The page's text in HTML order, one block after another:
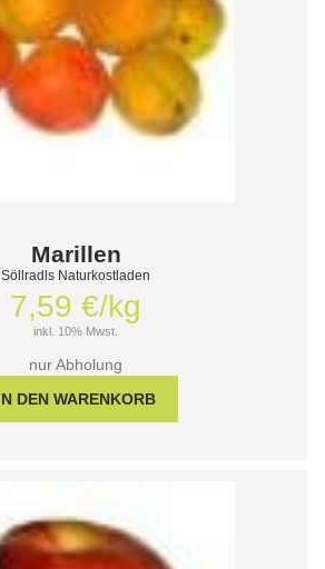
Marillen
Söllradls Naturkostladen
7,59 €/kg
inkl. 10% Mwst.
nur Abholung